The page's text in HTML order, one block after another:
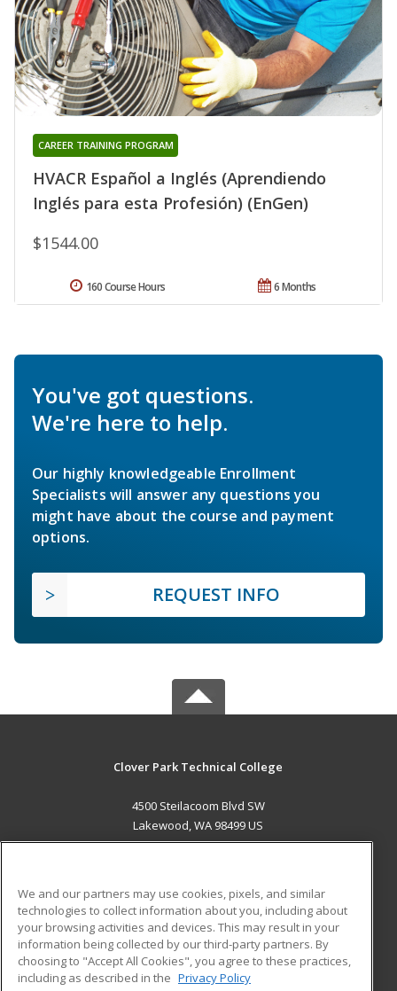
HVACR Español a Inglés (Aprendiendo
Inglés para esta Profesión) (EnGen)
CAREER TRAINING PROGRAM
$1544.00
6 Months
160 Course Hours
You've got questions.
We're here to help.
Our highly knowledgeable Enrollment
Specialists will answer any questions you
might have about the course and payment
options.
REQUEST INFO
Clover Park Technical College
4500 Steilacoom Blvd SW
Lakewood, WA 98499 US
ADDITIONAL RESOURCES
Military
Financial Assistance
Help
Student Blog
We and our partners may use cookies, pixels, and similar
technologies to collect information about you, including about
your browsing activities and devices. This may result in your
information being collected by our third-party partners. By
choosing to "Accept All Cookies", you agree to these practices,
including as described in the Privacy Policy